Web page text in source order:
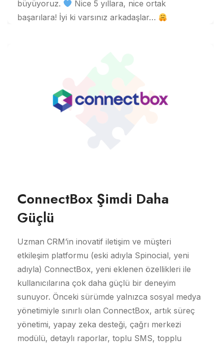
büyüyoruz.
Nice 5 yıllara, nice ortak
başarılara! İyi ki varsınız arkadaşlar…
ConnectBox Şimdi Daha
Güçlü
Uzman CRM’in inovatif iletişim ve müşteri
etkileşim platformu (eski adıyla Spinocial, yeni
adıyla) ConnectBox, yeni eklenen özellikleri ile
kullanıcılarına çok daha güçlü bir deneyim
sunuyor. Önceki sürümde yalnızca sosyal medya
yönetimiyle sınırlı olan ConnectBox, artık süreç
yönetimi, yapay zeka desteği, çağrı merkezi
modülü, detaylı raporlar, toplu SMS, topplu